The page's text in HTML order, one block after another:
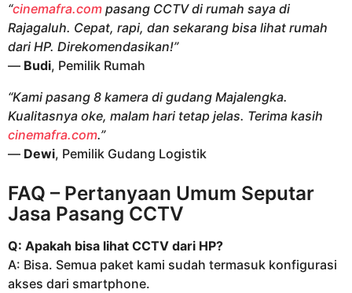
“cinemafra.com pasang CCTV di rumah saya di
Rajagaluh. Cepat, rapi, dan sekarang bisa lihat rumah
dari HP. Direkomendasikan!”
— Budi, Pemilik Rumah
“Kami pasang 8 kamera di gudang Majalengka.
Kualitasnya oke, malam hari tetap jelas. Terima kasih
cinemafra.com.”
— Dewi, Pemilik Gudang Logistik
FAQ – Pertanyaan Umum Seputar
Jasa Pasang CCTV
Q: Apakah bisa lihat CCTV dari HP?
A: Bisa. Semua paket kami sudah termasuk konfigurasi
akses dari smartphone.